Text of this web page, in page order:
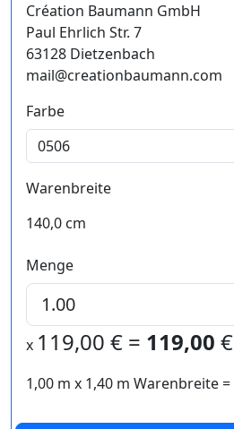
Création Baumann GmbH
Paul Ehrlich Str. 7
63128 Dietzenbach
mail@creationbaumann.com
Farbe
Warenbreite
140,0 cm
Menge
x 119,00 € = 119,00 €
1,00 m x 1,40 m Warenbreite =